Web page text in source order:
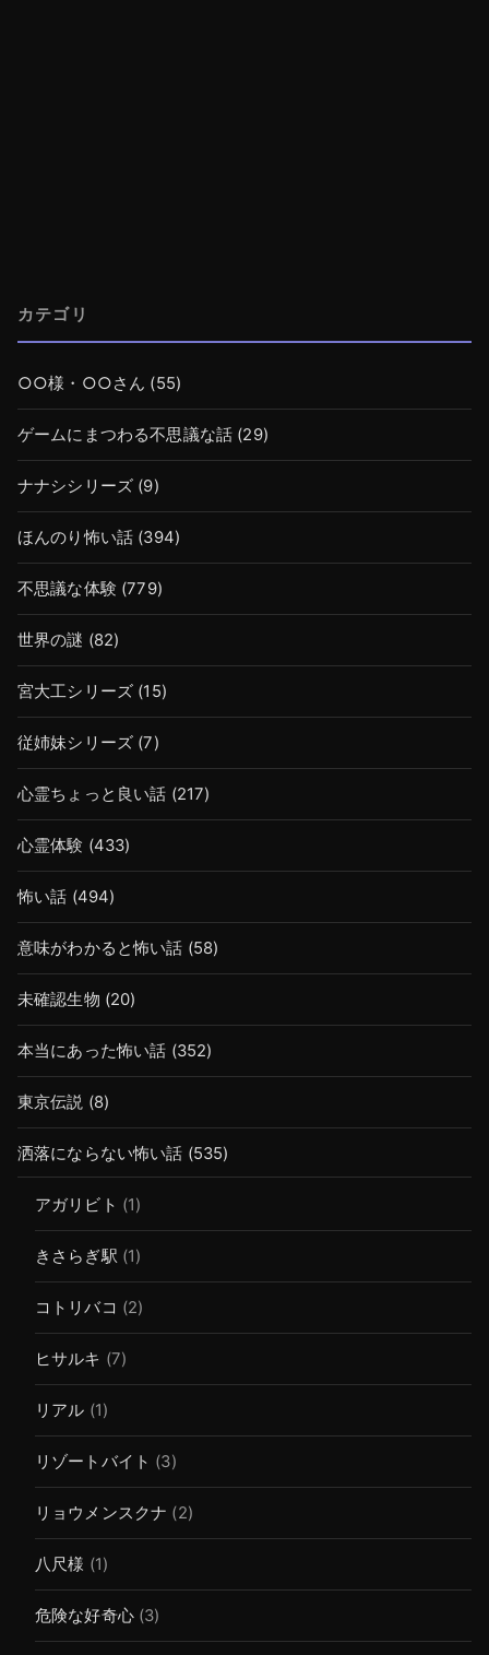
カテゴリ
○○様・○○さん (55)
ゲームにまつわる不思議な話 (29)
ナナシシリーズ (9)
ほんのり怖い話 (394)
不思議な体験 (779)
世界の謎 (82)
宮大工シリーズ (15)
従姉妹シリーズ (7)
心霊ちょっと良い話 (217)
心霊体験 (433)
怖い話 (494)
意味がわかると怖い話 (58)
未確認生物 (20)
本当にあった怖い話 (352)
東京伝説 (8)
洒落にならない怖い話 (535)
アガリビト (1)
きさらぎ駅 (1)
コトリバコ (2)
ヒサルキ (7)
リアル (1)
リゾートバイト (3)
リョウメンスクナ (2)
八尺様 (1)
危険な好奇心(3)